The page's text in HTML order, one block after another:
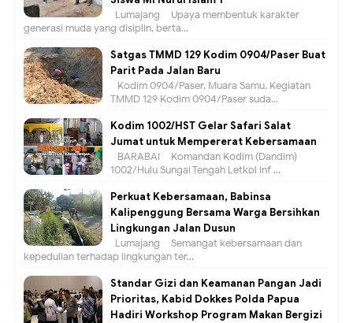
Lumajang – Upaya membentuk karakter
generasi muda yang disiplin, berta...
Satgas TMMD 129 Kodim 0904/Paser Buat
Parit Pada Jalan Baru
Kodim 0904/Paser, Muara Samu. Kegiatan
TMMD 129 Kodim 0904/Paser suda...
Kodim 1002/HST Gelar Safari Salat
Jumat untuk Mempererat Kebersamaan
BARABAI – Komandan Kodim (Dandim)
1002/Hulu Sungai Tengah Letkol Inf ...
Perkuat Kebersamaan, Babinsa
Kalipenggung Bersama Warga Bersihkan
Lingkungan Jalan Dusun
Lumajang – Semangat kebersamaan dan
kepedulian terhadap lingkungan ter...
Standar Gizi dan Keamanan Pangan Jadi
Prioritas, Kabid Dokkes Polda Papua
Hadiri Workshop Program Makan Bergizi